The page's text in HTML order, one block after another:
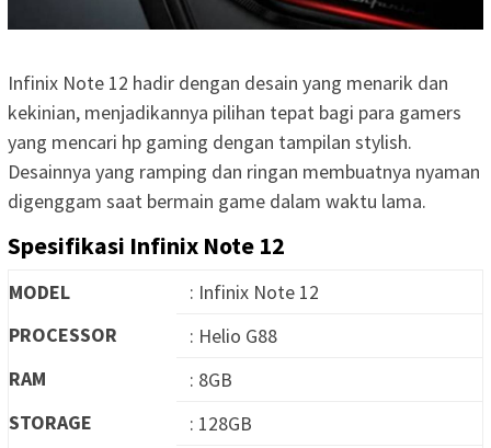
Infinix Note 12 hadir dengan desain yang menarik dan
kekinian, menjadikannya pilihan tepat bagi para gamers
yang mencari hp gaming dengan tampilan stylish.
Desainnya yang ramping dan ringan membuatnya nyaman
digenggam saat bermain game dalam waktu lama.
Spesifikasi Infinix Note 12
MODEL
: Infinix Note 12
PROCESSOR
: Helio G88
RAM
: 8GB
STORAGE
: 128GB